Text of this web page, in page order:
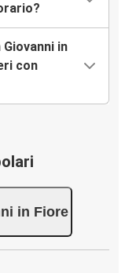
Giovanni in
con
in Fiore